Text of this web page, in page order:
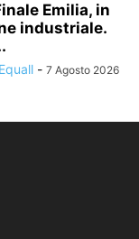
Emilia, in
industriale.
- 7 Agosto 2026